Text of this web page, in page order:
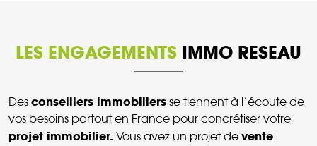
LES ENGAGEMENTS IMMO RESEAU
Des conseillers immobiliers se tiennent à l’écoute de
vos besoins partout en France pour concrétiser votre
projet immobilier. Vous avez un projet de vente